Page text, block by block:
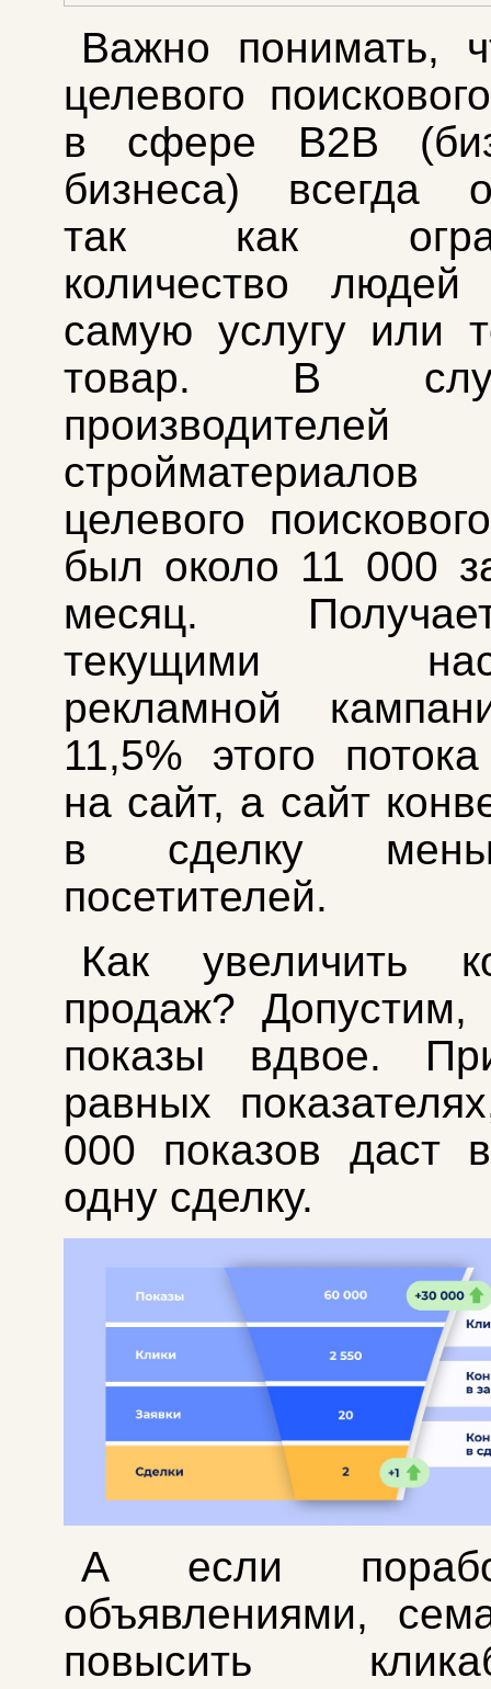
Важно понимать,
целевого
в сфере B2B
бизнеса) всегда
так как
количество
самую услугу или
товар. В
производителей
целевого
был около 11 000
месяц.
текущими
рекламной
11,5% этого
на сайт, а сайт
в сделку
посетителей.
Как увеличить
продаж? Допустим,
показы вдвое.
равных
000 показов даст
одну сделку.
А если
объявлениями,
повысить